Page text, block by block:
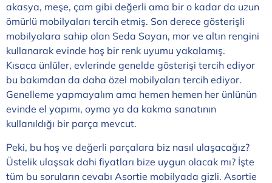
akasya, meşe, çam gibi değerli ama bir o kadar da uzun
ömürlü mobilyaları tercih etmiş. Son derece gösterişli
mobilyalara sahip olan Seda Sayan, mor ve altın rengini
kullanarak evinde hoş bir renk uyumu yakalamış.
Kısaca ünlüler, evlerinde genelde gösterişi tercih ediyor
bu bakımdan da daha özel mobilyaları tercih ediyor.
Genelleme yapmayalım ama hemen hemen her ünlünün
evinde el yapımı, oyma ya da kakma sanatının
kullanıldığı bir parça mevcut.
Peki, bu hoş ve değerli parçalara biz nasıl ulaşacağız?
Üstelik ulaşsak dahi fiyatları bize uygun olacak mı? İşte
tüm bu soruların cevabı Asortie mobilyada gizli. Asortie